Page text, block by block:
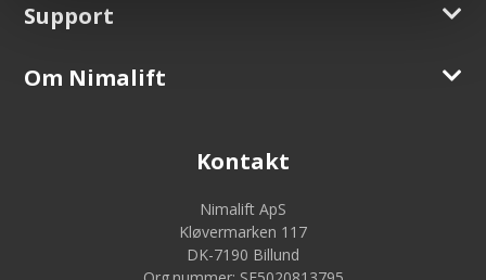
Support
Om Nimalift
Kontakt
Nimalift ApS
Kløvermarken 117
DK-7190 Billund